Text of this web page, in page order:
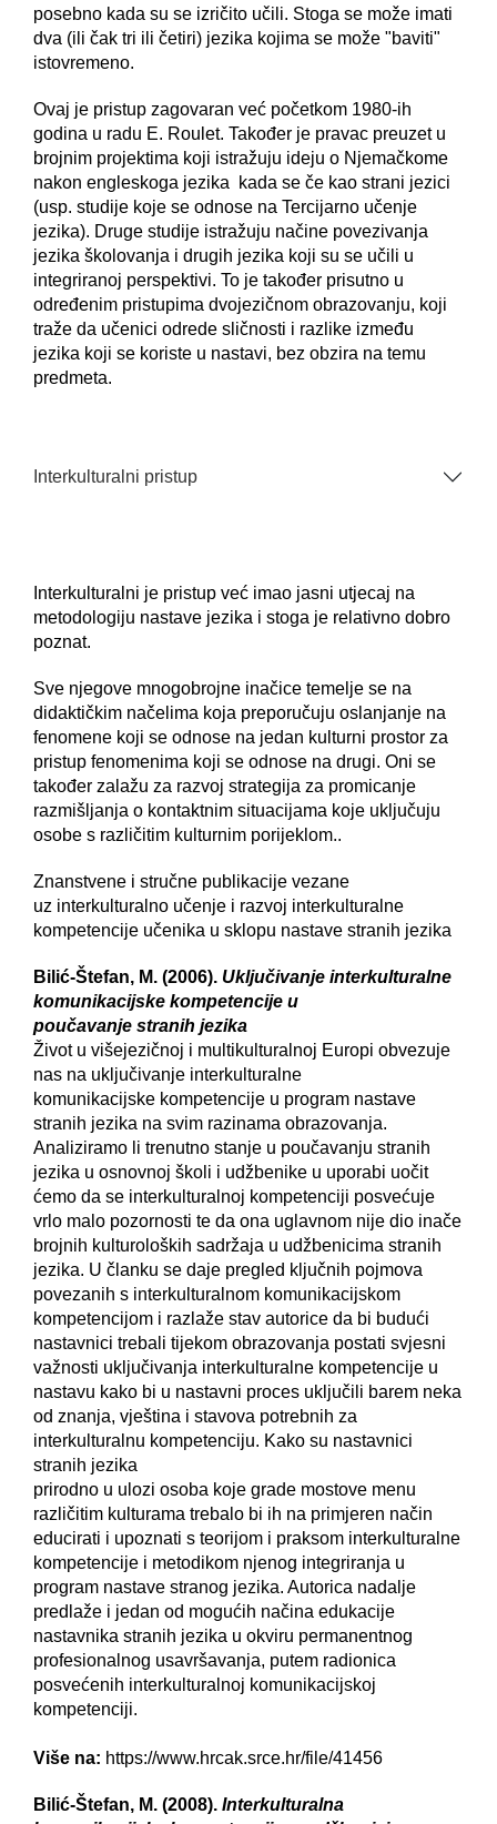
posebno kada su se izričito učili. Stoga se može imati
dva (ili čak tri ili četiri) jezika kojima se može "baviti"
istovremeno.
Ovaj je pristup zagovaran već početkom 1980-ih
godina u radu E. Roulet. Također je pravac preuzet u
brojnim projektima koji istražuju ideju o Njemačkome
nakon engleskoga jezika kada se če kao strani jezici
(usp. studije koje se odnose na Tercijarno učenje
jezika). Druge studije istražuju načine povezivanja
jezika školovanja i drugih jezika koji su se učili u
integriranoj perspektivi. To je također prisutno u
određenim pristupima dvojezičnom obrazovanju, koji
traže da učenici odrede sličnosti i razlike između
jezika koji se koriste u nastavi, bez obzira na temu
predmeta.
Interkulturalni pristup
Interkulturalni je pristup već imao jasni utjecaj na
metodologiju nastave jezika i stoga je relativno dobro
poznat.
Sve njegove mnogobrojne inačice temelje se na
didaktičkim načelima koja preporučuju oslanjanje na
fenomene koji se odnose na jedan kulturni prostor za
pristup fenomenima koji se odnose na drugi. Oni se
također zalažu za razvoj strategija za promicanje
razmišljanja o kontaktnim situacijama koje uključuju
osobe s različitim kulturnim porijeklom..
Znanstvene i stručne publikacije vezane
uz interkulturalno učenje i razvoj interkulturalne
kompetencije učenika u sklopu nastave stranih jezika
Bilić-Štefan, M. (2006). Uključivanje interkulturalne
komunikacijske kompetencije u
poučavanje stranih jezika
Život u višejezičnoj i multikulturalnoj Europi obvezuje
nas na uključivanje interkulturalne
komunikacijske kompetencije u program nastave
stranih jezika na svim razinama obrazovanja.
Analiziramo li trenutno stanje u poučavanju stranih
jezika u osnovnoj školi i udžbenike u uporabi uočit
ćemo da se interkulturalnoj kompetenciji posvećuje
vrlo malo pozornosti te da ona uglavnom nije dio inače
brojnih kulturoloških sadržaja u udžbenicima stranih
jezika. U članku se daje pregled ključnih pojmova
povezanih s interkulturalnom komunikacijskom
kompetencijom i razlaže stav autorice da bi budući
nastavnici trebali tijekom obrazovanja postati svjesni
važnosti uključivanja interkulturalne kompetencije u
nastavu kako bi u nastavni proces uključili barem neka
od znanja, vještina i stavova potrebnih za
interkulturalnu kompetenciju. Kako su nastavnici
stranih jezika
prirodno u ulozi osoba koje grade mostove menu
različitim kulturama trebalo bi ih na primjeren način
educirati i upoznati s teorijom i praksom interkulturalne
kompetencije i metodikom njenog integriranja u
program nastave stranog jezika. Autorica nadalje
predlaže i jedan od mogućih načina edukacije
nastavnika stranih jezika u okviru permanentnog
profesionalnog usavršavanja, putem radionica
posvećenih interkulturalnoj komunikacijskoj
kompetenciji.
Više na: https://www.hrcak.srce.hr/file/41456
Bilić-Štefan, M. (2008). Interkulturalna